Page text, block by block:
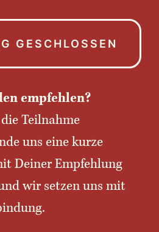
GESCHLOSSEN
empfehlen?
Teilnahme
uns eine kurze
Deiner Empfehlung
wir setzen uns mit